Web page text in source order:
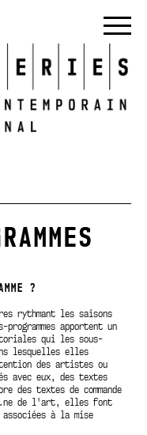
?
rythmant les saisons
apportent un
qui les sous-
lesquelles elles
des artistes ou
avec eux, des textes
textes de commande
de l'art, elles font
à la mise